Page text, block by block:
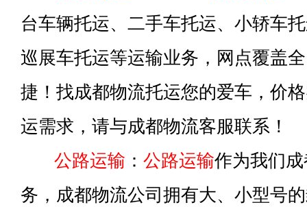
台车辆托运、二手车托运、小轿车
巡展车托运等运输业务，网点覆盖
捷！找成都物流托运您的爱车，价
运需求，请与成都物流客服联系！
公路运输 ： 公路运输作为我们
务，成都物流公司拥有大、小型号